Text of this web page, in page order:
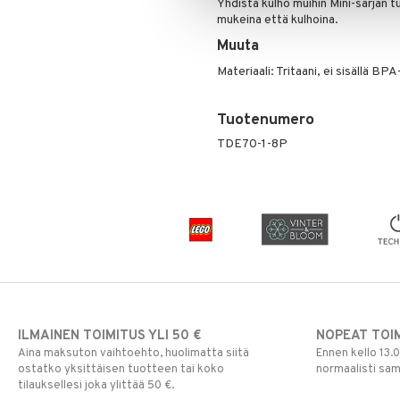
Yhdistä kulho muihin Mini-sarjan
mukeina että kulhoina.
Muuta
Materiaali: Tritaani, ei sisällä
Tuotenumero
TDE70-1-8P
ILMAINEN TOIMITUS YLI 50 €
Aina maksuton vaihtoehto, huolimatta siitä
ostatko yksittäisen tuotteen tai koko
tilauksellesi joka ylittää 50 €.
NOPEAT
Ennen kello
normaalisti